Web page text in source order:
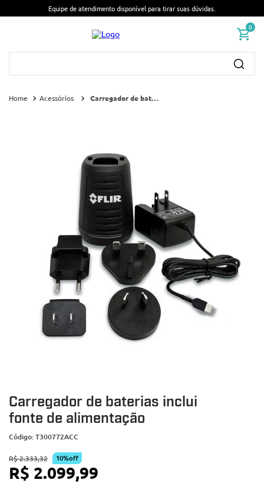
Equipe de atendimento disponível para tirar suas dúvidas.
0
Busque por nome ou código...
Acessórios Carregador de baterias inclui fonte de alimentação
Carregador de baterias inclui
fonte de alimentação
Código:T300772ACC
R$2.333,32 10%off
R$ 2.099,99